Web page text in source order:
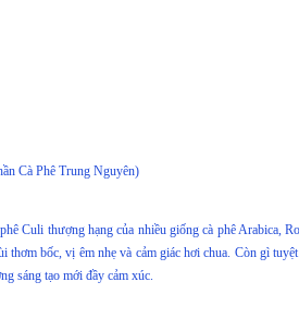
Cà Phê Trung Nguyên)
Culi thượng hạng của nhiều giống cà phê Arabica,
bốc, vị êm nhẹ và cảm giác hơi chua. Còn gì
sáng tạo mới đầy cảm xúc.